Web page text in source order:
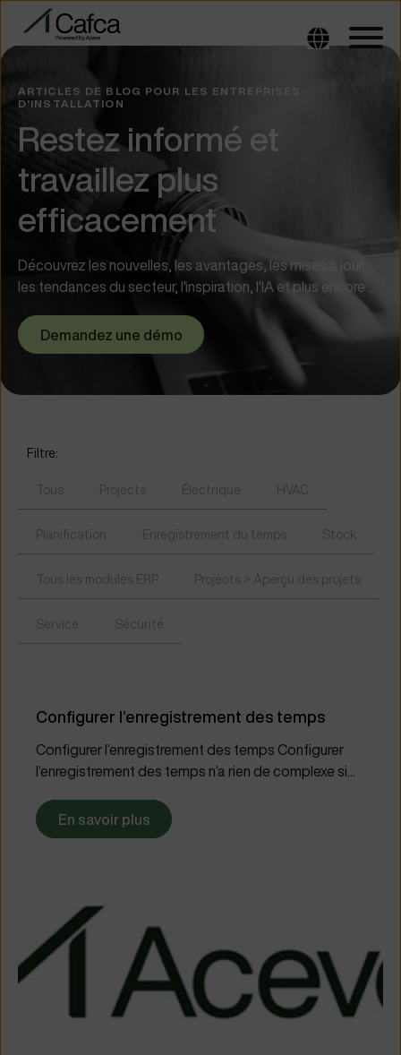
ARTICLES DE BLOG POUR LES ENTREPRISES
D'INSTALLATION
Restez informé et
travaillez plus
efficacement
Découvrez les nouvelles, les avantages, les mises à jour,
les tendances du secteur, l'inspiration, l'IA et plus encore ...
Demandez une démo
Filtre:
Tous Projects Électrique HVAC
Planification Enregistrement du temps Stock
Tous les modules ERP Projects > Aperçu des projets
Service Sécurité
Configurer l’enregistrement des temps
Configurer l’enregistrement des temps Configurer
l’enregistrement des temps n’a rien de complexe si...
En savoir plus